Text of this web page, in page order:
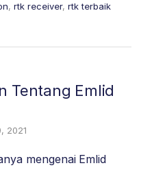
, rtk receiver, rtk terbaik
Tentang Emlid
2021
mengenai Emlid